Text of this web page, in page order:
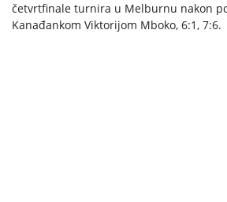
četvrtfinale turnira u Melburnu nakon
Kanađankom Viktorijom Mboko, 6:1, 7:6.